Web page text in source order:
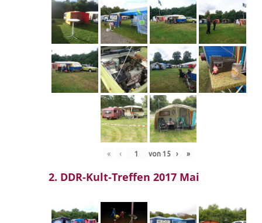
« ‹ von 15 › »
2. DDR-Kult-Treffen 2017 Mai